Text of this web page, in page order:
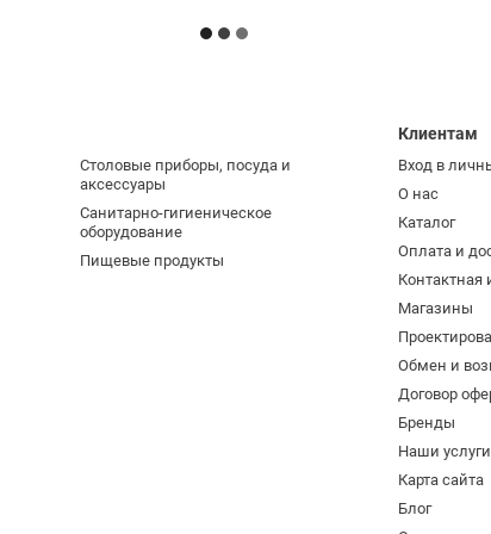
Столовые приборы, посуда и
аксессуары
Санитарно-гигиеническое
оборудование
Пищевые продукты
Клиентам
Вход в
О нас
Каталог
Оплата и
Магазины
Обмен и
Договор
Бренды
Наши услуги
Карта сайта
Блог